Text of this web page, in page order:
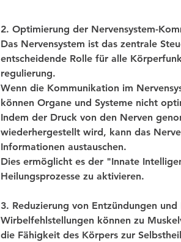
2. Optimierung der Nervensystem-
Das Nervensystem ist das zentrale
entscheidende Rolle für alle
regulierung.
Wenn die Kommunikation im
können Organe und Systeme nicht
Indem der Druck von den Nerven
wiederhergestellt wird, kann das
Informationen austauschen.
Dies ermöglicht es der "Innate
Heilungsprozesse zu aktivieren.
3. Reduzierung von Entzündungen
Wirbelfehlstellungen können zu
die Fähigkeit des Körpers zur